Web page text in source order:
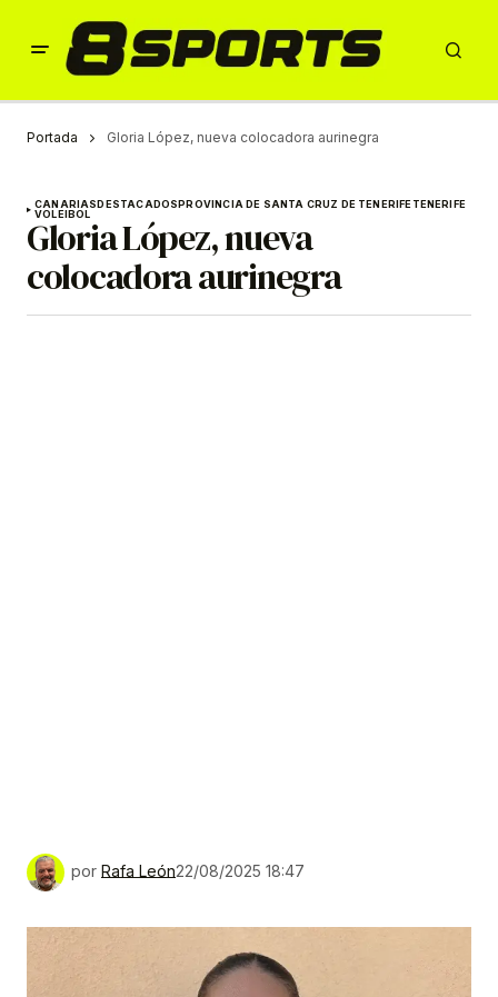
Portada Gloria López, nueva colocadora aurinegra
CANARIASDESTACADOSPROVINCIA DE SANTA CRUZ DE TENERIFETENERIFE
VOLEIBOL
Gloria López, nueva
colocadora aurinegra
por Rafa León22/08/2025 18:47